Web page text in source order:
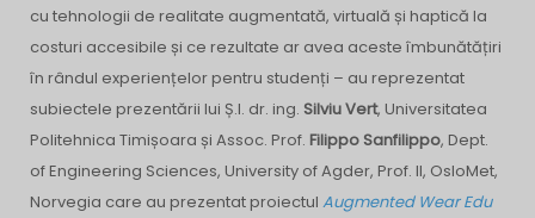
cu tehnologii de realitate augmentată, virtuală și haptică la
costuri accesibile și ce rezultate ar avea aceste îmbunătățiri
în rândul experiențelor pentru studenți – au reprezentat
subiectele prezentării lui Ș.l. dr. ing. Silviu Vert, Universitatea
Politehnica Timișoara și Assoc. Prof. Filippo Sanfilippo, Dept.
of Engineering Sciences, University of Agder, Prof. II, OsloMet,
Norvegia care au prezentat proiectul Augmented Wear Edu